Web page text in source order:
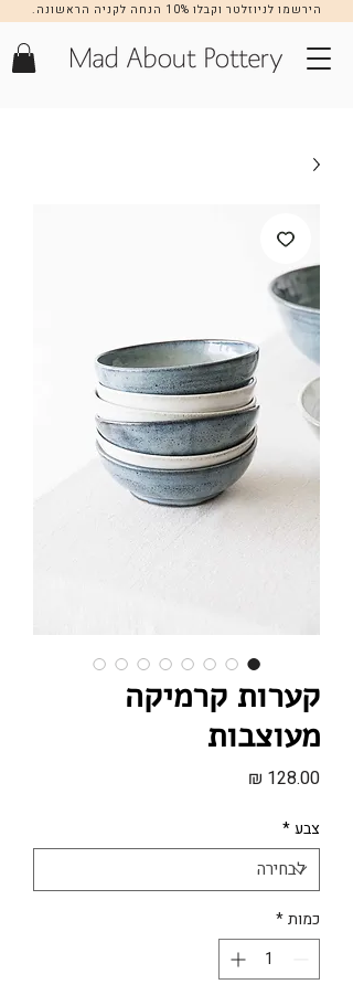
הירשמו לניוזלטר וקבלו 10% הנחה לקניה הראשונה.
הרשמה >>
קערות קרמיקה
מעוצבות
צבע*
כמות*